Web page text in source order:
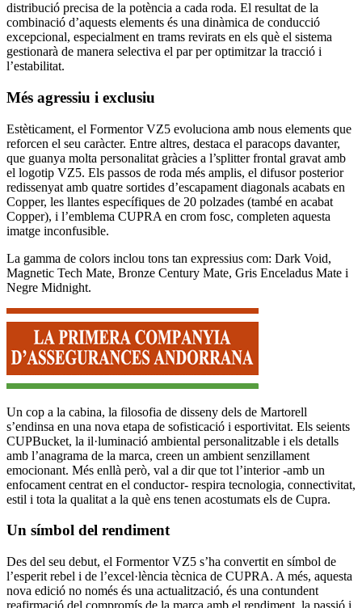
distribució precisa de la potència a cada roda. El resultat de la
combinació d’aquests elements és una dinàmica de conducció
excepcional, especialment en trams revirats en els què el sistema
gestionarà de manera selectiva el par per optimitzar la tracció i
l’estabilitat.
Més agressiu i exclusiu
Estèticament, el Formentor VZ5 evoluciona amb nous elements que
reforcen el seu caràcter. Entre altres, destaca el paracops davanter,
que guanya molta personalitat gràcies a l’splitter frontal gravat amb
el logotip VZ5. Els passos de roda més amplis, el difusor posterior
redissenyat amb quatre sortides d’escapament diagonals acabats en
Copper, les llantes específiques de 20 polzades (també en acabat
Copper), i l’emblema CUPRA en crom fosc, completen aquesta
imatge inconfusible.
La gamma de colors inclou tons tan expressius com: Dark Void,
Magnetic Tech Mate, Bronze Century Mate, Gris Enceladus Mate i
Negre Midnight.
Un cop a la cabina, la filosofia de disseny dels de Martorell
s’endinsa en una nova etapa de sofisticació i esportivitat. Els seients
CUPBucket, la il·luminació ambiental personalitzable i els detalls
amb l’anagrama de la marca, creen un ambient senzillament
emocionant. Més enllà però, val a dir que tot l’interior -amb un
enfocament centrat en el conductor- respira tecnologia, connectivitat,
estil i tota la qualitat a la què ens tenen acostumats els de Cupra.
Un símbol del rendiment
Des del seu debut, el Formentor VZ5 s’ha convertit en símbol de
l’esperit rebel i de l’excel·lència tècnica de CUPRA. A més, aquesta
nova edició no només és una actualització, és una contundent